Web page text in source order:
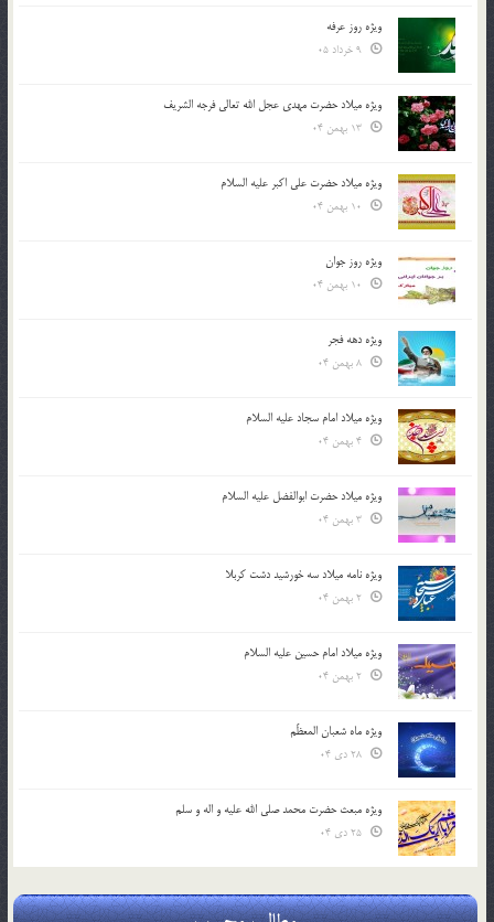
ویژه روز عرفه
ویژه میلاد حضرت مهدی عجل الله تعالی فرجه الشريف
ویژه میلاد حضرت علی اکبر علیه السلام
ویژه روز جوان
ویژه دهه فجر
ویژه میلاد امام سجاد علیه السلام
ویژه میلاد حضرت ابوالفضل علیه السلام
ویژه نامه میلاد سه خورشید دشت کربلا
ویژه میلاد امام حسین علیه السلام
ویژه ماه شعبان المعظّم
ویژه مبعث حضرت محمد صلی الله علیه و اله و سلم